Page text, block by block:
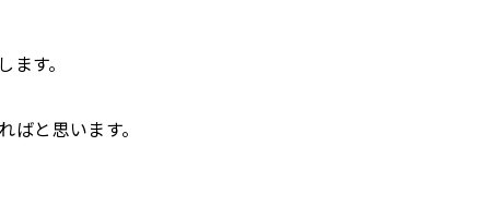
す。
と思います。